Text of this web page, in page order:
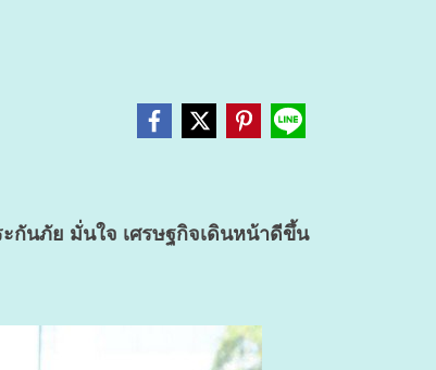
นภัย มั่นใจ เศรษฐกิจเดินหน้าดีขึ้น